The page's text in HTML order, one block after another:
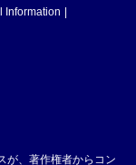
Information
が、著作権者からコン